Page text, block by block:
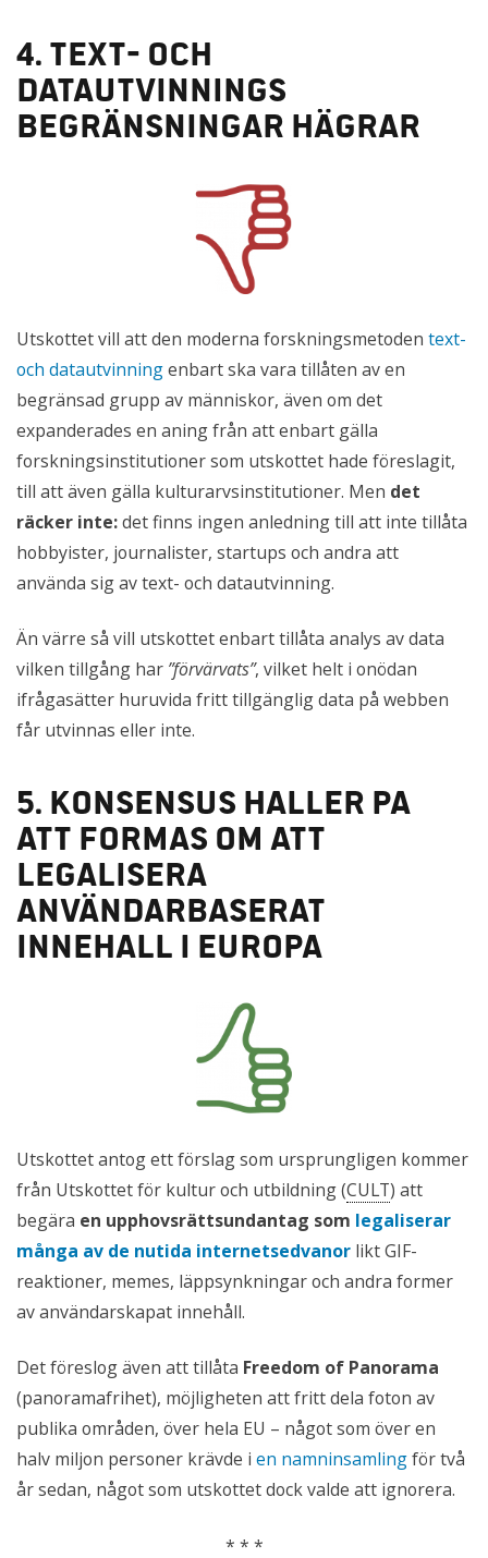
4. Text- och
datautvinnings
begränsningar hägrar
Utskottet vill att den moderna forskningsmetodentext-
och datautvinningenbart ska vara tillåten av en
begränsad grupp av människor, även om det
expanderades en aning från att enbart gälla
forskningsinstitutioner som utskottet hade föreslagit,
till att även gälla kulturarvsinstitutioner. Men det
räcker inte:det finns ingen anledning till att inte tillåta
hobbyister, journalister, startups och andra att
använda sig av text- och datautvinning.
Än värre så vill utskottet enbart tillåta analys av data
vilken tillgång har ”förvärvats”, vilket helt i onödan
ifrågasätter huruvida fritt tillgänglig data på webben
får utvinnas eller inte.
5. Konsensus håller på
att formas om att
legalisera
användarbaserat
innehåll i Europa
Utskottet antog ett förslag som ursprungligen kommer
från Utskottet för kultur och utbildning (CULT) att
begära en upphovsrättsundantag som legaliserar
många av de nutida internetsedvanor likt GIF-
reaktioner, memes, läppsynkningar och andra former
av användarskapat innehåll.
Det föreslog även att tillåta Freedom of Panorama
(panoramafrihet), möjligheten att fritt dela foton av
publika områden, över hela EU – något som över en
halv miljon personer krävde ien namninsamlingför två
år sedan, något som utskottet dock valde att ignorera.
* * *